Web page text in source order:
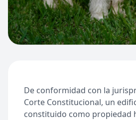
De conformidad con la
Corte Constitucional, un
constituido como propiedad